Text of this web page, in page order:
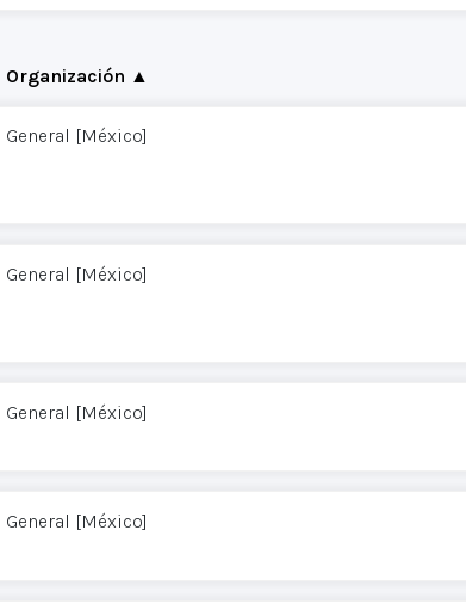
Organización ▲
General [México]
General [México]
General [México]
General [México]